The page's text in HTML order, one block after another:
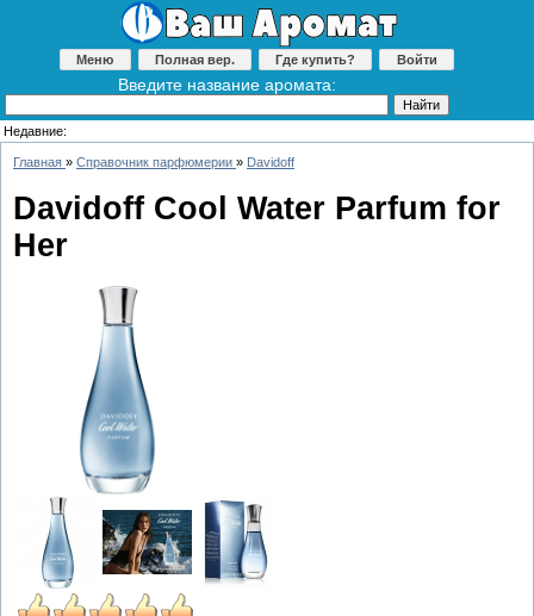
Меню Полная вер. Где купить? Войти
Введите название аромата:
Недавние:
Главная » Справочник парфюмерии » Davidoff
Davidoff Cool Water Parfum for
Her